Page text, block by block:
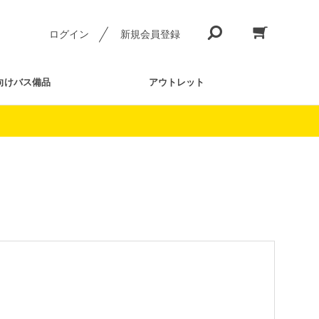
ログイン 新規会員登録
けバス備品 アウトレット